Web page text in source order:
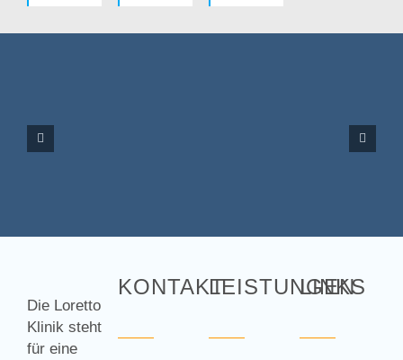
Die Loretto
Klinik steht
für eine
KONTAKTLEISTUNGEN
LINKS